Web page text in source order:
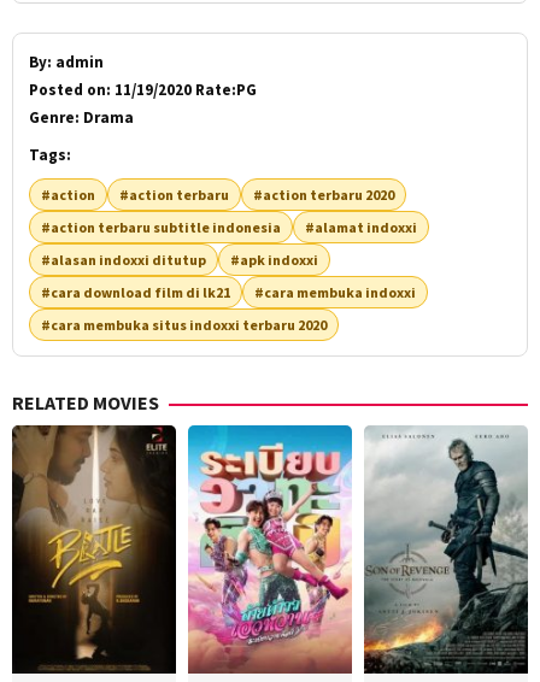
By: admin
Posted on: 11/19/2020 Rate:PG
Genre: Drama
Tags:
#action #action terbaru
#action terbaru 2020
#action terbaru subtitle indonesia
#alamat indoxxi
#alasan indoxxi ditutup
#apk indoxxi
#cara download film di lk21
#cara membuka indoxxi
#cara membuka situs indoxxi terbaru 2020
RELATED MOVIES